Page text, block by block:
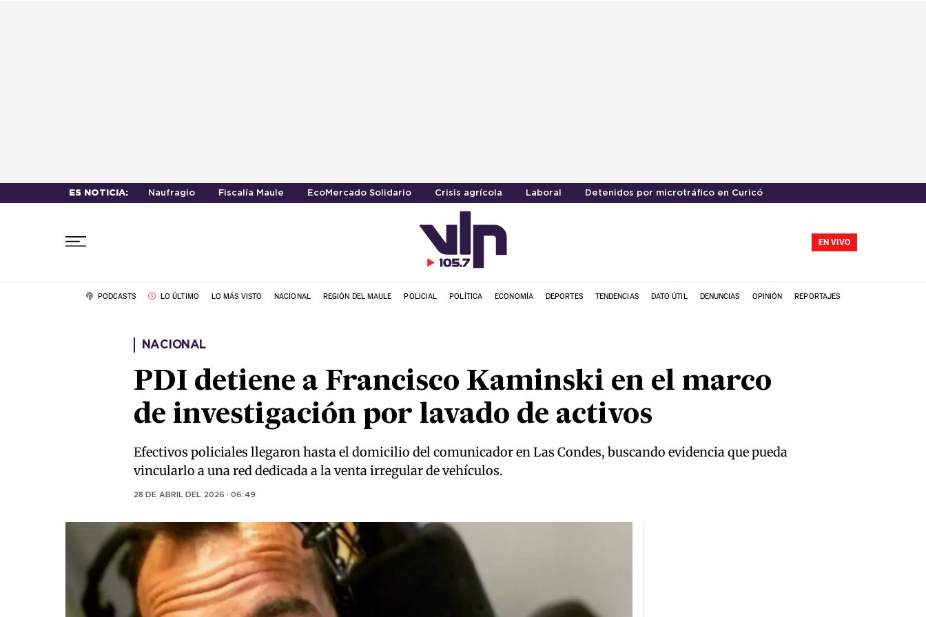
ES NOTICIA: Naufragio Fiscalía Maule EcoMercado Solidario Crisis agrícola Laboral Detenidos por microtráfico en Curicó
EN VIVO
PODCASTS LO ÚLTIMO LO MÁS VISTO NACIONAL REGIÓN DEL MAULE POLICIAL POLÍTICA ECONOMÍA DEPORTES TENDENCIAS DATO ÚTIL DENUNCIAS OPINIÓN REPORTAJES
NACIONAL
PDI detiene a Francisco Kaminski en el marco
de investigación por lavado de activos
Efectivos policiales llegaron hasta el domicilio del comunicador en Las Condes, buscando evidencia que pueda
vincularlo a una red dedicada a la venta irregular de vehículos.
28 DE ABRIL DEL 2026 · 06:49